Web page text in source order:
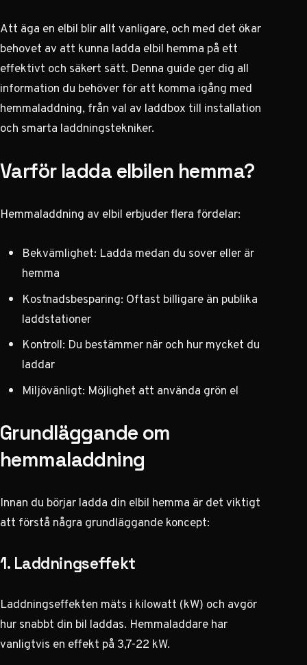
Att äga en elbil blir allt vanligare, och med det ökar
behovet av att kunna ladda elbil hemma på ett
effektivt och säkert sätt. Denna guide ger dig all
information du behöver för att komma igång med
hemmaladdning, från val av laddbox till installation
och smarta laddningstekniker.
Varför ladda elbilen hemma?
Hemmaladdning av elbil erbjuder flera fördelar:
Bekvämlighet: Ladda medan du sover eller är
hemma
Kostnadsbesparing: Oftast billigare än publika
laddstationer
Kontroll: Du bestämmer när och hur mycket du
laddar
Miljövänligt: Möjlighet att använda grön el
Grundläggande om
hemmaladdning
Innan du börjar ladda din elbil hemma är det viktigt
att förstå några grundläggande koncept:
1. Laddningseffekt
Laddningseffekten mäts i kilowatt (kW) och avgör
hur snabbt din bil laddas. Hemmaladdare har
vanligtvis en effekt på 3,7-22 kW.